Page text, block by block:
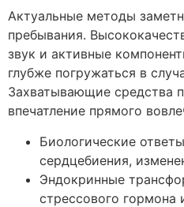
Актуальные методы
пребывания.
звук и активные
глубже погружаться в
Захватывающие средства
впечатление прямого
Биологические
сердцебиения,
Эндокринные
стрессового гормона